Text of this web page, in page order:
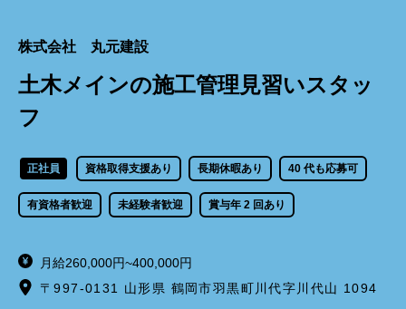
株式会社 丸元建設
土木メインの施工管理見習いスタッ
フ
正社員 資格取得支援あり 長期休暇あり 40 代も応募可
有資格者歓迎 未経験者歓迎 賞与年 2 回あり
月給260,000円~400,000円
〒997-0131 山形県 鶴岡市羽黒町川代字川代山 1094